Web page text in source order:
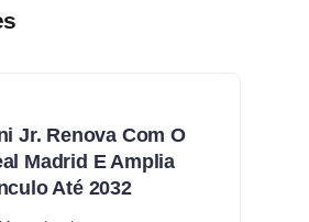
Jr. Renova Com O
Madrid E Amplia
Até 2032